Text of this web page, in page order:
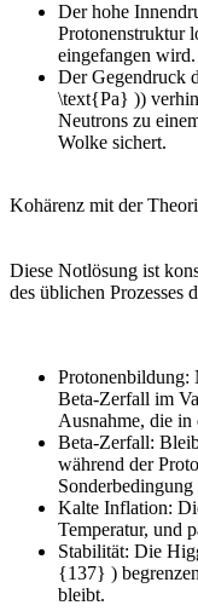
Der hohe
Protonenstruktur
eingefangen wird.
Der Gegendruck
\text{Pa} ))
Neutrons zu
Wolke sichert.
Kohärenz mit der
Diese Notlösung ist
des üblichen Prozesses
Protonenbildung:
Beta-Zerfall im
Ausnahme, die
Beta-Zerfall:
während der
Sonderbedingung
Kalte Inflation:
Temperatur, und
Stabilität: Die
{137} )
bleibt.